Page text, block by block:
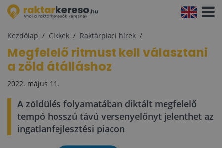
Kezdőlap Cikkek Raktárpiaci hírek
Megfelelő ritmust kell választani
a zöld átálláshoz
2022. május 11.
A zöldülés folyamatában diktált megfelelő
tempó hosszú távú versenyelőnyt jelenthet az
ingatlanfejlesztési piacon